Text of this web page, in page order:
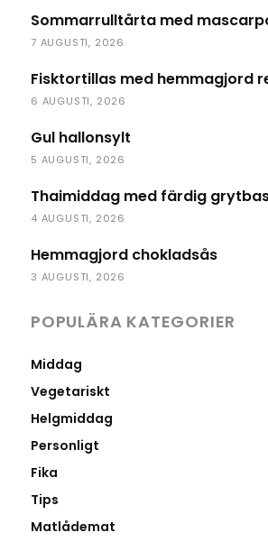
Sommarrulltårta med
7 AUGUSTI, 2026
Fisktortillas med hemmagjord
6 AUGUSTI, 2026
Gul hallonsylt
5 AUGUSTI, 2026
Thaimiddag med färdig
4 AUGUSTI, 2026
Hemmagjord chokladsås
3 AUGUSTI, 2026
POPULÄRA KATEGORIER
Middag
Vegetariskt
Helgmiddag
Personligt
Fika
Tips
Matlådemat